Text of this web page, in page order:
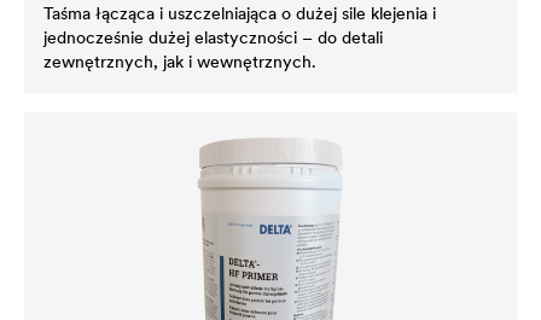
Taśma łącząca i uszczelniająca o dużej sile klejenia i
jednocześnie dużej elastyczności – do detali
zewnętrznych, jak i wewnętrznych.